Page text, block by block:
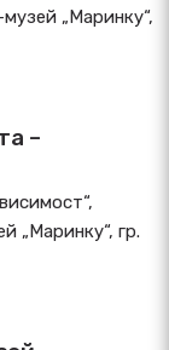
„Маринку“,
–
„Маринку“, гр.